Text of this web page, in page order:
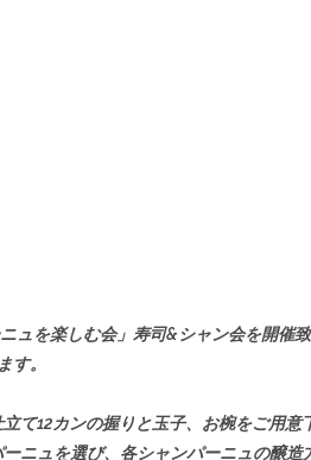
ュを楽しむ会」寿司&シャン会を開催致
す。
て12カンの握りと玉子、お椀をご用意
ニュを選び、各シャンパーニュの醸造